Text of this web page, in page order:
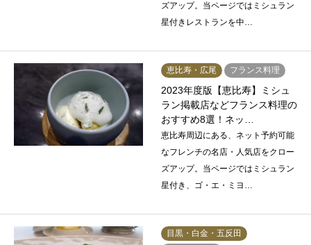
ズアップ。当ページではミシュラン
星付きレストランを中…
恵比寿・広尾 フランス料理
2023年度版【恵比寿】ミシュ
ラン掲載店などフランス料理の
おすすめ8選！ネッ…
恵比寿周辺にある、ネット予約可能
なフレンチの名店・人気店をクロー
ズアップ。当ページではミシュラン
星付き、ゴ・エ・ミヨ…
目黒・白金・五反田